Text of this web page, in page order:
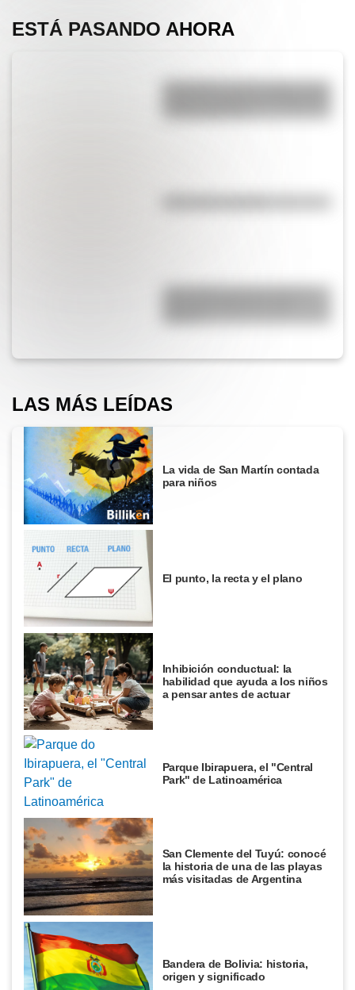
ESTÁ PASANDO AHORA
Efemérides del 6 de agosto: tres
¿Qué diferencia hay entre un
LAS MÁS LEÍDAS
La vida de San Martín contada
para niños
El punto, la recta y el plano
Inhibición conductual: la
habilidad que ayuda a los niños
a pensar antes de actuar
Parque Ibirapuera, el "Central
Park" de Latinoamérica
San Clemente del Tuyú: conocé
la historia de una de las playas
más visitadas de Argentina
Bandera de Bolivia: historia,
origen y significado